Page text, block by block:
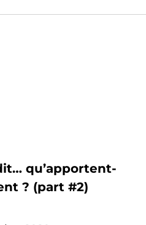
qu’apportent-
? (part #2)